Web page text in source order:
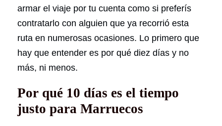
armar el viaje por tu cuenta como si preferís
contratarlo con alguien que ya recorrió esta
ruta en numerosas ocasiones. Lo primero que
hay que entender es por qué diez días y no
más, ni menos.
Por qué 10 días es el tiempo
justo para Marruecos